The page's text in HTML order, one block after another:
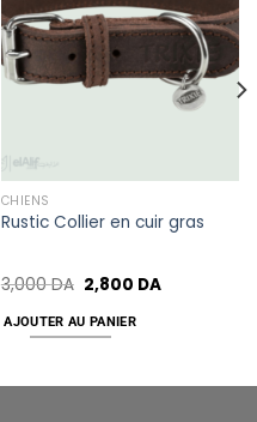
CHIENS
Rustic Collier en cuir gras
3,000DA 2,800 DA
AJOUTER AU PANIER